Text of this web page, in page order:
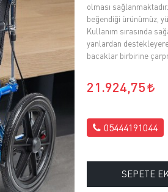
olması
beğendiği ürünümüz,
Kullanım sırasında
yanlardan
bacaklar birbirine
21.924,75
05444191044
SEPETE